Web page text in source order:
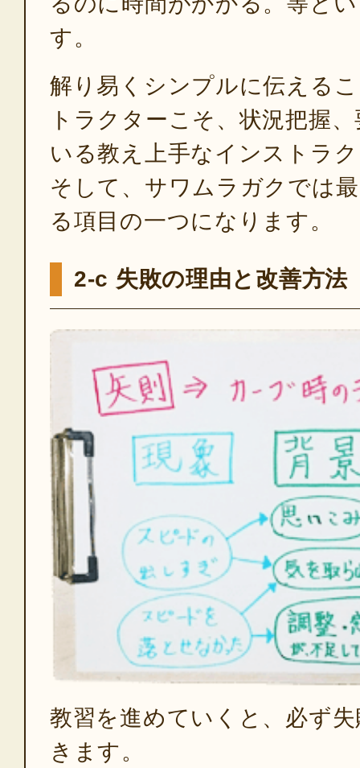
す。
解り易くシンプルに伝える
トラクターこそ、状況把握
いる教え上手なインストラ
そして、サワムラガクでは
る項目の一つになります。
2-c 失敗の理由と改善方法
教習を進めていくと、必ず
きます。